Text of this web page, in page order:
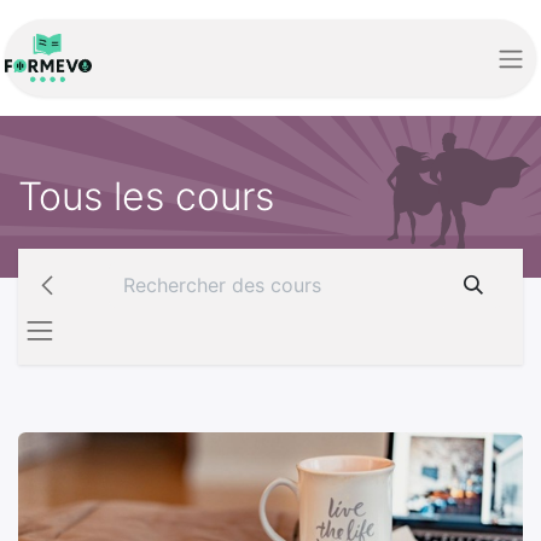
Tous les cours